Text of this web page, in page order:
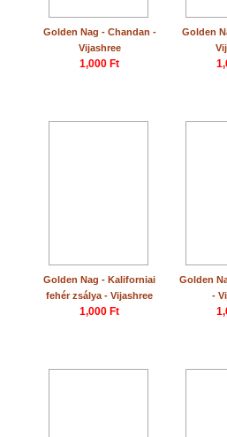
Golden Nag - Chandan -
Vijashree
1,000 Ft
Golden
Golden Nag - Kaliforniai
fehér zsálya - Vijashree
1,000 Ft
Golden
-